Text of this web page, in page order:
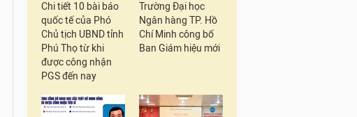
Chi tiết 10 bài báo
quốc tế của Phó
Chủ tịch UBND tỉnh
Phú Thọ từ khi
được công nhận
PGS đến nay
Trường Đại học
Ngân hàng TP. Hồ
Chí Minh công bố
Ban Giám hiệu mới